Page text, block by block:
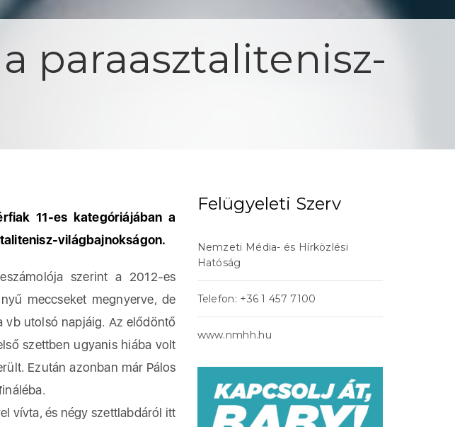
paraasztalitenisz-
11-es kategóriájában a
világbajnokságon.
szerint a 2012-es
meccseket megnyerve, de
vb utolsó napjáig. Az elődöntő
szettben ugyanis hiába volt
Ezután azonban már Pálos
vívta, és négy szettlabdáról itt
Felügyeleti Szerv
Nemzeti Média- és Hírközlési
Hatóság
Telefon: +36 1 457 7100
www.nmhh.hu